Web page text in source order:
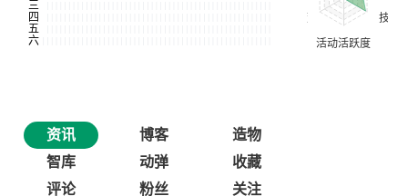
资讯 博客
造物
智库
动弹
收藏
评论
粉丝 关注